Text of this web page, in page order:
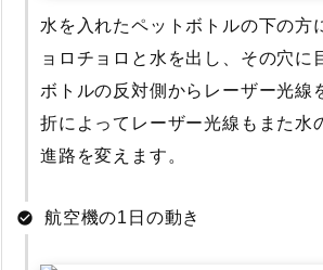
水を入れたペットボトルの下の方
ョロチョロと水を出し、その穴に
ボトルの反対側からレーザー光線
折によってレーザー光線もまた水
進路を変えます。
航空機の1日の動き